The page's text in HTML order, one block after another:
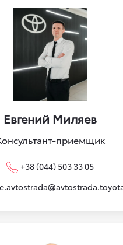
Евгений Миляев
приемщик
+38 (044) 503 33 05